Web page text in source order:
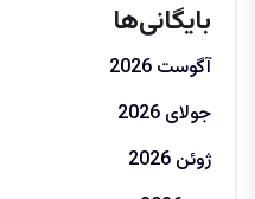
بایگانی‌ها
آگوست 2026
جولای 2026
ژوئن 2026